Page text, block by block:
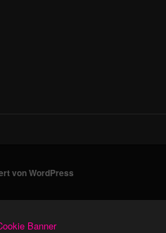
von WordPress
Banner